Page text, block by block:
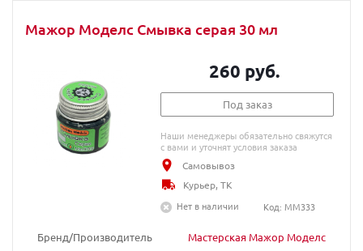
Мажор Моделс Смывка серая 30 мл
Бренд/Производитель Мастерская Мажор Моделс
260 руб.
Под заказ
Наши менеджеры обязательно свяжутся
с вами и уточнят условия заказа
Самовывоз
Курьер, ТК
Нет в наличии
Код: MM333